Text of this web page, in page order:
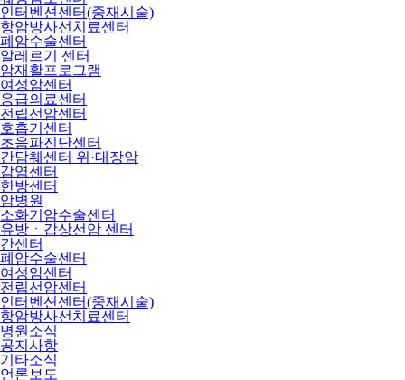
인터벤션센터(중재시술)
항암방사선치료센터
폐암수술센터
알레르기 센터
암재활프로그램
여성암센터
응급의료센터
전립선암센터
호흡기센터
초음파진단센터
간담췌센터 위·대장암
감염센터
한방센터
암병원
소화기암수술센터
유방ㆍ갑상선암 센터
간센터
폐암수술센터
여성암센터
전립선암센터
인터벤션센터(중재시술)
항암방사선치료센터
병원소식
공지사항
기타소식
언론보도